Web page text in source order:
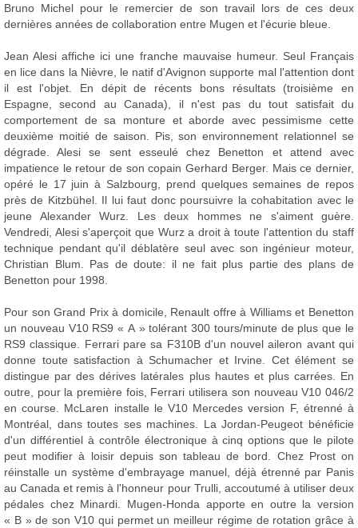
Bruno Michel pour le remercier de son travail lors de ces deux
dernières années de collaboration entre Mugen et l'écurie bleue.
Jean Alesi affiche ici une franche mauvaise humeur. Seul Français
en lice dans la Nièvre, le natif d'Avignon supporte mal l'attention dont
il est l'objet. En dépit de récents bons résultats (troisième en
Espagne, second au Canada), il n'est pas du tout satisfait du
comportement de sa monture et aborde avec pessimisme cette
deuxième moitié de saison. Pis, son environnement relationnel se
dégrade. Alesi se sent esseulé chez Benetton et attend avec
impatience le retour de son copain Gerhard Berger. Mais ce dernier,
opéré le 17 juin à Salzbourg, prend quelques semaines de repos
près de Kitzbühel. Il lui faut donc poursuivre la cohabitation avec le
jeune Alexander Wurz. Les deux hommes ne s'aiment guère.
Vendredi, Alesi s'aperçoit que Wurz a droit à toute l'attention du staff
technique pendant qu'il déblatère seul avec son ingénieur moteur,
Christian Blum. Pas de doute: il ne fait plus partie des plans de
Benetton pour 1998.
Pour son Grand Prix à domicile, Renault offre à Williams et Benetton
un nouveau V10 RS9 « A » tolérant 300 tours/minute de plus que le
RS9 classique. Ferrari pare sa F310B d'un nouvel aileron avant qui
donne toute satisfaction à Schumacher et Irvine. Cet élément se
distingue par des dérives latérales plus hautes et plus carrées. En
outre, pour la première fois, Ferrari utilisera son nouveau V10 046/2
en course. McLaren installe le V10 Mercedes version F, étrenné à
Montréal, dans toutes ses machines. La Jordan-Peugeot bénéficie
d'un différentiel à contrôle électronique à cinq options que le pilote
peut modifier à loisir depuis son tableau de bord. Chez Prost on
réinstalle un système d'embrayage manuel, déjà étrenné par Panis
au Canada et remis à l'honneur pour Trulli, accoutumé à utiliser deux
pédales chez Minardi. Mugen-Honda apporte en outre la version
« B » de son V10 qui permet un meilleur régime de rotation grâce à